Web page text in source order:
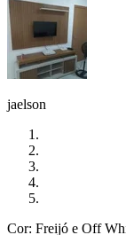
jaelson
Cor: Freijó e Off